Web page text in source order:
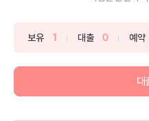
보유 1 대출 0 예약
대